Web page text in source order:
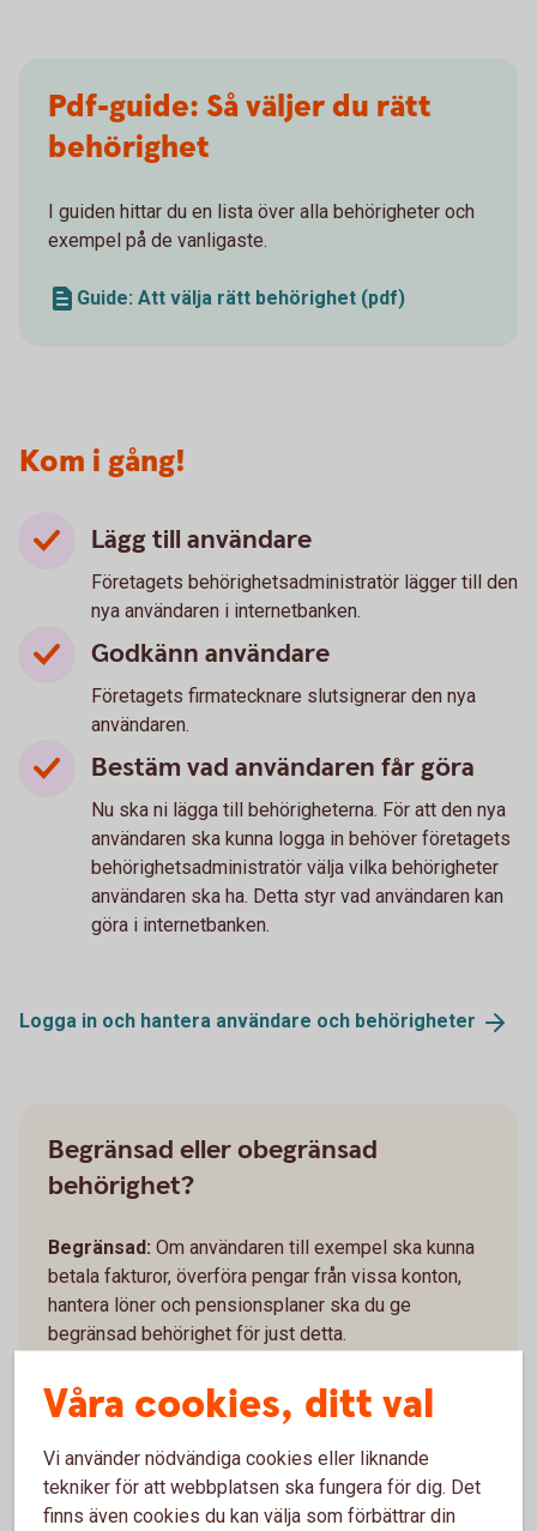
Pdf-guide: Så väljer du rätt
behörighet
I guiden hittar du en lista över alla behörigheter och
exempel på de vanligaste.
Guide: Att välja rätt behörighet (pdf)
Kom i gång!
Lägg till användare
Företagets behörighetsadministratör lägger till den
nya användaren i internetbanken.
Godkänn användare
Företagets firmatecknare slutsignerar den nya
användaren.
Bestäm vad användaren får göra
Nu ska ni lägga till behörigheterna. För att den nya
användaren ska kunna logga in behöver företagets
behörighetsadministratör välja vilka behörigheter
användaren ska ha. Detta styr vad användaren kan
göra i internetbanken.
Logga in och hantera användare och behörigheter
Begränsad eller obegränsad
behörighet?
Begränsad: Om användaren till exempel ska kunna
betala fakturor, överföra pengar från vissa konton,
hantera löner och pensionsplaner ska du ge
begränsad behörighet för just detta.
Obegränsad:
Du kan ge användaren obegränsad
behörighet vilket innebär att användaren får full
tillgång till alla nuvarande och framtida konton, avtal
och ingående tjänster i internetbanken.
Våra cookies, ditt val
Vi använder nödvändiga cookies eller liknande
tekniker för att webbplatsen ska fungera för dig. Det
finns även cookies du kan välja som förbättrar din